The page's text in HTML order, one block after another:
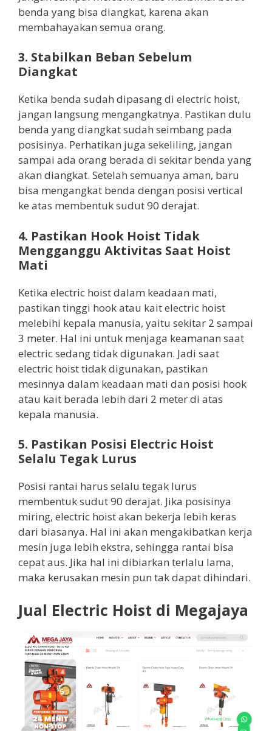
benda yang bisa diangkat, karena akan
membahayakan semua orang.
3. Stabilkan Beban Sebelum
Diangkat
Ketika benda sudah dipasang di electric hoist,
jangan langsung mengangkatnya. Pastikan dulu
benda yang diangkat sudah seimbang pada
posisinya. Perhatikan juga sekeliling, jangan
sampai ada orang berada di sekitar benda yang
akan diangkat. Setelah semuanya aman, baru
bisa mengangkat benda dengan posisi vertical
ke atas membentuk sudut 90 derajat.
4. Pastikan Hook Hoist Tidak
Mengganggu Aktivitas Saat Hoist
Mati
Ketika electric hoist dalam keadaan mati,
pastikan tinggi hook atau kait electric hoist
melebihi kepala manusia, yaitu sekitar 2 sampai
3 meter. Hal ini untuk menjaga keamanan saat
electric sedang tidak digunakan. Jadi saat
electric hoist tidak digunakan, pastikan
mesinnya dalam keadaan mati dan posisi hook
atau kait berada lebih dari 2 meter di atas
kepala manusia.
5. Pastikan Posisi Electric Hoist
Selalu Tegak Lurus
Posisi rantai harus selalu tegak lurus
membentuk sudut 90 derajat. Jika posisinya
miring, electric hoist akan bekerja lebih keras
dari biasanya. Hal ini akan mengakibatkan kerja
mesin juga lebih ekstra, sehingga rantai bisa
cepat aus. Jika hal ini dibiarkan terlalu lama,
maka kerusakan mesin pun tak dapat dihindari.
Jual Electric Hoist di Megajaya